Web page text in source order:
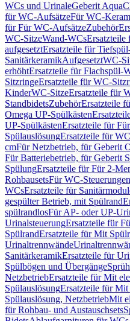
WCs und UrinaleGeberit
für WC-AufsätzeFür WC-
für Für WC-AufsätzeZubehör
WC-SitzeWand-WCsErsatzteile
aufgesetztErsatzteile für
SanitärkeramikAufgesetztWC-
erhöhtErsatzteile für Flachspül-
SitzringeErsatzteile für WC-
KinderWC-SitzeErsatzteile für
StandbidetsZubehörErsatzteile
Omega UP-Spülkästen
UP-SpülkästenErsatzteile für
SpülauslösungErsatzteile für
cmFür Netzbetrieb, für Geberit
Für Batteriebetrieb, für Geberit
SpülungErsatzteile für Für 2-
RohbausetsFür WC-
WCsErsatzteile für
gespülter Betrieb, mit Spülrand
spülrandlosFür AP- oder UP-
UrinalsteuerungErsatzteile für
SpülrandErsatzteile für Mit
Urinaltrennwände
SanitärkeramikErsatzteile für
Spülbögen und Übergänge
NetzbetriebErsatzteile für Mit
SpülauslösungErsatzteile für Mit
Spülauslösung, NetzbetriebMit
für Rohbau- und Austauschsets